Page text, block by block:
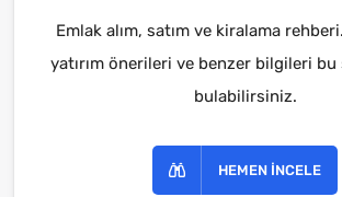
Emlak alım, satım ve kiralama
yatırım önerileri ve benzer bilgileri bu
bulabilirsiniz.
HEMEN İNCELE